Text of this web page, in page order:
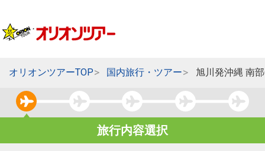
オリオンツアーTOP 国内旅行・ツアー 旭川発沖縄 南
旅行内容選択